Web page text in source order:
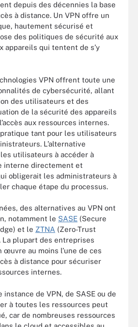
depuis des décennies la base
à distance. Un VPN offre un
hautement sécurisé et
des politiques de sécurité aux
appareils qui tentent de s’y
VPN offrent toute une
de cybersécurité, allant
des utilisateurs et des
de la sécurité des appareils
aux ressources internes.
pratique tant pour les utilisateurs
L’alternative
utilisateurs à accéder à
interne directement et
obligerait les administrateurs à
chaque étape du processus.
des alternatives au VPN ont
notamment le SASE (Secure
et le ZTNA (Zero-Trust
La plupart des entreprises
au moins l’une de ces
à distance pour sécuriser
internes.
de VPN, de SASE ou de
à toutes les ressources peut
car de nombreuses ressources